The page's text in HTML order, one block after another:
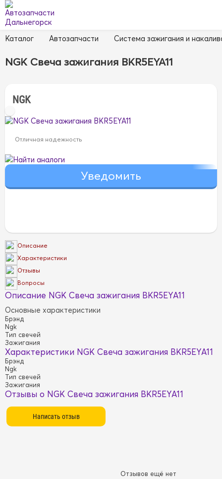
Каталог Автозапчасти Система зажигания и
NGK Свеча зажигания BKR5EYA11
NGK
Отличная надежность
Найти аналоги
Описание
Характеристики
Отзывы
Вопросы
Описание NGK Свеча зажигания BKR5EYA11
Основные характеристики
Брэнд
Ngk
Тип свечей
Зажигания
Характеристики NGK Свеча зажигания BKR5EYA11
Брэнд
Ngk
Тип свечей
Зажигания
Отзывы о NGK Свеча зажигания BKR5EYA11
Отзывов ещё нет